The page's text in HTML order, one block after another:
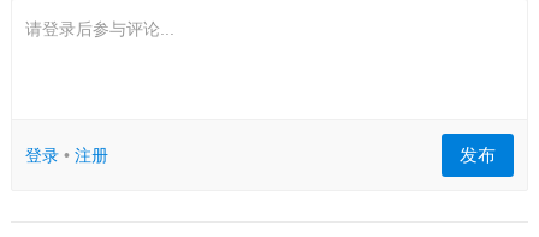
请登录后参与评论...
登录• 注册 发布